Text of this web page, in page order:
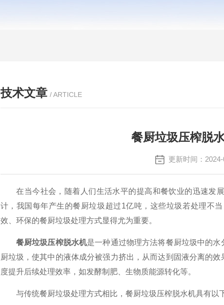
技术文章 / ARTICLE
餐厨垃圾压榨脱
更新时间：
在当今社会，随着人们生活水平的提高和餐饮业的迅速发
计，我国每年产生的餐厨垃圾超过1亿吨，这些垃圾若处理不
效、环保的餐厨垃圾处理方式显得尤为重要。
餐厨垃圾压榨脱水机是一种通过物理方法将餐厨垃圾中的
厨垃圾，使其中的液体成分被强力挤出，从而达到固液分离的
度提升后续处理效率，如发酵制肥、生物质能源转化等。
与传统餐厨垃圾处理方式相比，餐厨垃圾压榨脱水机具有以